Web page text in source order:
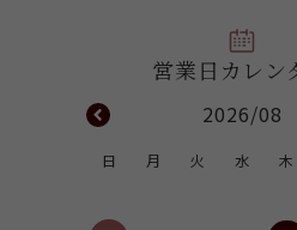
2026/08
日 月 火 水 木